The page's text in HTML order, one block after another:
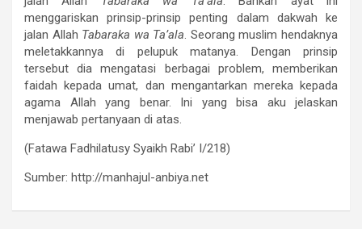
menggariskan prinsip-prinsip penting dalam dakwah ke
jalan Allah Tabaraka wa Ta’ala. Seorang muslim hendaknya
meletakkannya di pelupuk matanya. Dengan prinsip
tersebut dia mengatasi berbagai problem, memberikan
faidah kepada umat, dan mengantarkan mereka kepada
agama Allah yang benar. Ini yang bisa aku jelaskan
menjawab pertanyaan di atas.
(Fatawa Fadhilatusy Syaikh Rabi’ I/218)
Sumber: http://manhajul-anbiya.net